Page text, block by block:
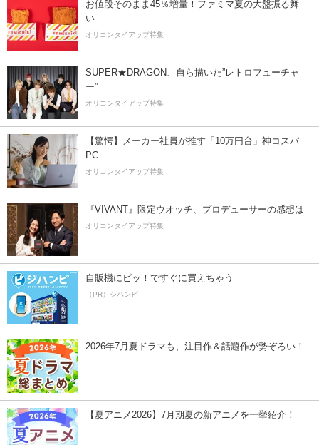
お値段そのまま45％増量！ファミマ夏の大盤振る舞
い
オリコンタイアップ特集
SUPER★DRAGON、自ら描いた”レトロフューチャ
ー”
オリコンタイアップ特集
【驚愕】メーカー社員が推す「10万円台」神コスパ
PC
オリコンタイアップ特集
『VIVANT』限定ウオッチ、プロデューサーの感想は
オリコンタイアップ特集
自販機にピッ！ですぐに買えちゃう
（PR）ジハンピ
2026年7月夏ドラマも、注目作＆話題作が勢ぞろい！
【夏アニメ2026】7月期夏の新アニメを一挙紹介！